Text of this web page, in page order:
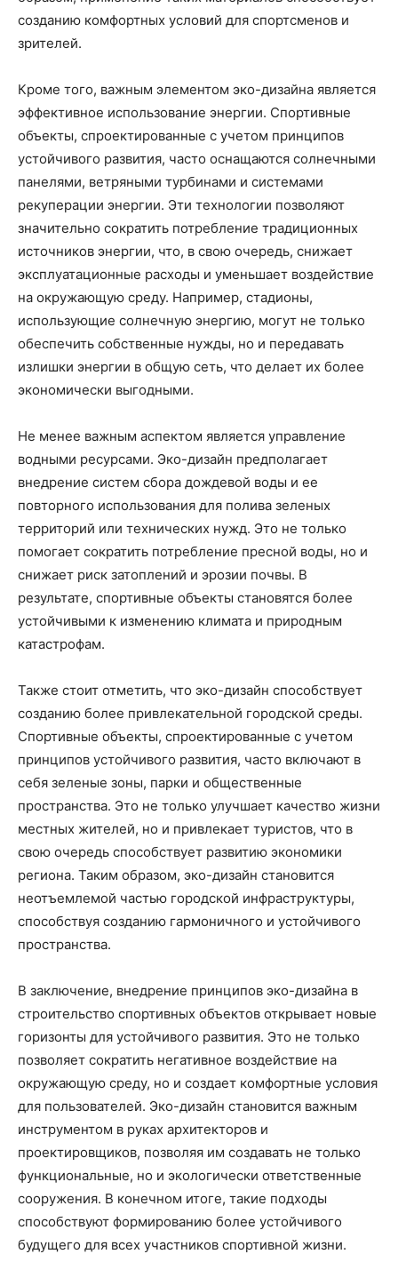
созданию комфортных условий для спортсменов и
зрителей.
Кроме того, важным элементом эко-дизайна является
эффективное использование энергии. Спортивные
объекты, спроектированные с учетом принципов
устойчивого развития, часто оснащаются солнечными
панелями, ветряными турбинами и системами
рекуперации энергии. Эти технологии позволяют
значительно сократить потребление традиционных
источников энергии, что, в свою очередь, снижает
эксплуатационные расходы и уменьшает воздействие
на окружающую среду. Например, стадионы,
использующие солнечную энергию, могут не только
обеспечить собственные нужды, но и передавать
излишки энергии в общую сеть, что делает их более
экономически выгодными.
Не менее важным аспектом является управление
водными ресурсами. Эко-дизайн предполагает
внедрение систем сбора дождевой воды и ее
повторного использования для полива зеленых
территорий или технических нужд. Это не только
помогает сократить потребление пресной воды, но и
снижает риск затоплений и эрозии почвы. В
результате, спортивные объекты становятся более
устойчивыми к изменению климата и природным
катастрофам.
Также стоит отметить, что эко-дизайн способствует
созданию более привлекательной городской среды.
Спортивные объекты, спроектированные с учетом
принципов устойчивого развития, часто включают в
себя зеленые зоны, парки и общественные
пространства. Это не только улучшает качество жизни
местных жителей, но и привлекает туристов, что в
свою очередь способствует развитию экономики
региона. Таким образом, эко-дизайн становится
неотъемлемой частью городской инфраструктуры,
способствуя созданию гармоничного и устойчивого
пространства.
В заключение, внедрение принципов эко-дизайна в
строительство спортивных объектов открывает новые
горизонты для устойчивого развития. Это не только
позволяет сократить негативное воздействие на
окружающую среду, но и создает комфортные условия
для пользователей. Эко-дизайн становится важным
инструментом в руках архитекторов и
проектировщиков, позволяя им создавать не только
функциональные, но и экологически ответственные
сооружения. В конечном итоге, такие подходы
способствуют формированию более устойчивого
будущего для всех участников спортивной жизни.